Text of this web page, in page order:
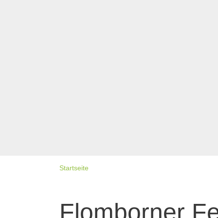
Startseite
Flomborner